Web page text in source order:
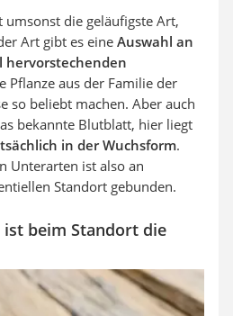
umsonst die geläufigste Art,
Art gibt es eine Auswahl an
Pflanze aus der Familie der
so beliebt machen. Aber auch
bekannte Blutblatt, hier liegt
in der Wuchsform.
Unterarten ist also an
Standort gebunden.
ist beim Standort die